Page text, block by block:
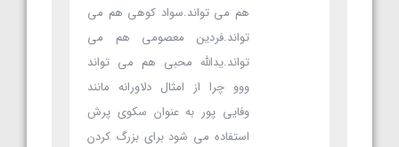
هم می تواند.سواد کوهی هم می
تواند.فردین معصومی هم می
تواند.یدالله محبی هم می تواند
ووو چرا از امثال دلاورانه مانند
وفایی پور به عنوان سکوی پرش
استفاده می شود برای بزرگ کردن